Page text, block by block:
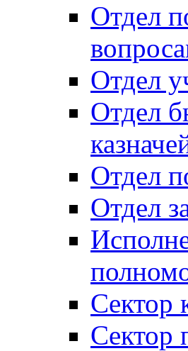
Отдел
Отдел
Отдел
Отдел
Отдел
Сектор
Сектор